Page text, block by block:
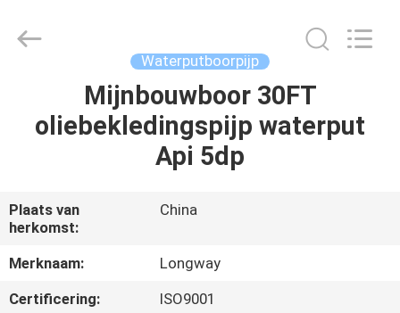
VIDEO'S
OVER
ONS
Drill
Waterputboorpijp
Mijnbouwboor 30FT
oliebekledingspijp waterput
Api 5dp
Plaats van
herkomst:
China
Merknaam:
Longway
Certificering:
ISO9001